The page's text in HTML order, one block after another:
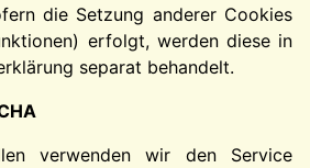
die Setzung anderer Cookies
erfolgt, werden diese in
separat behandelt.
verwenden wir den Service